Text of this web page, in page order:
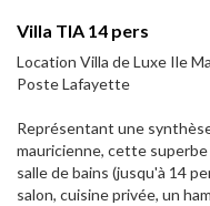
Villa TIA 14 pers
Location Villa de Luxe Ile
Poste Lafayette
Représentant une
mauricienne, cette
salle de bains (jusqu'à 14
salon, cuisine privée, un